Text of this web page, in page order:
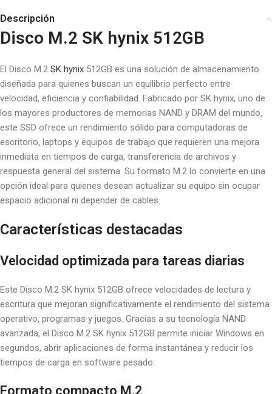
Descripción
Disco M.2 SK hynix 512GB
El Disco M.2 SK hynix 512GB es una solución de almacenamiento
diseñada para quienes buscan un equilibrio perfecto entre
velocidad, eficiencia y confiabilidad. Fabricado por SK hynix, uno de
los mayores productores de memorias NAND y DRAM del mundo,
este SSD ofrece un rendimiento sólido para computadoras de
escritorio, laptops y equipos de trabajo que requieren una mejora
inmediata en tiempos de carga, transferencia de archivos y
respuesta general del sistema. Su formato M.2 lo convierte en una
opción ideal para quienes desean actualizar su equipo sin ocupar
espacio adicional ni depender de cables.
Características destacadas
Velocidad optimizada para tareas diarias
Este Disco M.2 SK hynix 512GB ofrece velocidades de lectura y
escritura que mejoran significativamente el rendimiento del sistema
operativo, programas y juegos. Gracias a su tecnología NAND
avanzada, el Disco M.2 SK hynix 512GB permite iniciar Windows en
segundos, abrir aplicaciones de forma instantánea y reducir los
tiempos de carga en software pesado.
Formato compacto M.2